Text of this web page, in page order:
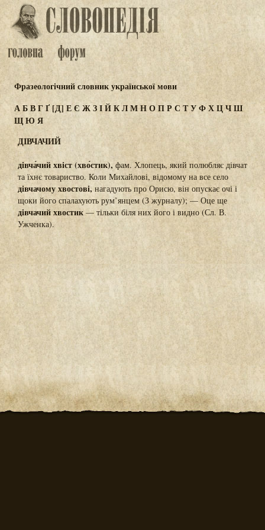
Фразеологічний словник української мови
АБВГҐ[Д] ЕЄ ЖЗІЙКЛМНОПР С ТУФХЦЧШ
ЩЮ Я
ДІВЧАЧИЙ
дівча́чий хвіст (хво́стик),фам. Хлопець, який полюбляє дівчат
та їхнє товариство. Коли Михайлові, відомому на все село
дівчачому хвостові, нагадують про Орисю, він опускає очі і
щоки його спалахують рум’янцем (З журналу); — Оце ще
дівчачий хвостик — тільки біля них його і видно (Сл. В.
Ужченка).